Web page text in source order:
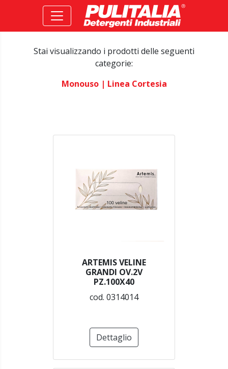
Stai visualizzando i prodotti delle seguenti
categorie:
Monouso | Linea Cortesia
ARTEMIS VELINE
GRANDI OV.2V
PZ.100X40
cod. 0314014
Dettaglio